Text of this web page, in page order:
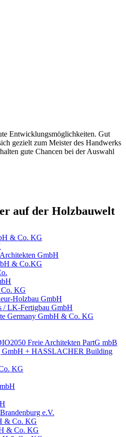
Entwicklungsmöglichkeiten. Gut
gezielt zum Meister des Handwerks
gute Chancen bei der Auswahl
auf der Holzbauwelt